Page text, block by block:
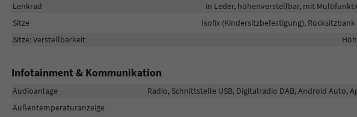
Lenkrad
in Leder, höhenverstellbar, mit
Sitze
Isofix (Kindersitzbefestigung),
Sitze: Verstellbarkeit
Infotainment & Kommunikation
Audioanlage
Radio, Schnittstelle USB, Digitalradio DAB, Android Auto,
Außentemperaturanzeige